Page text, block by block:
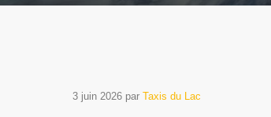
3 juin 2026 par Taxis du Lac